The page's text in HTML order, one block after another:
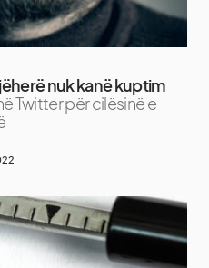
nuk kanë kuptim
Twitter për cilësinë e